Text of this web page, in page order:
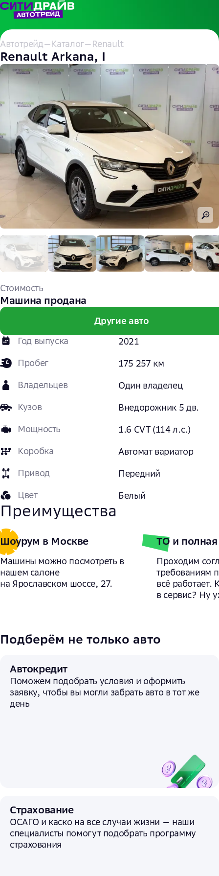
Автотрейд—Каталог—Renault
Renault Arkana, I
Год выпуска
2021
Пробег
175 257 км
Владельцев
Один владелец
Кузов
Внедорожник 5 дв.
Мощность
1.6 CVT (114 л.с.)
Коробка
Автомат вариатор
Привод
Передний
Цвет
Белый
Стоимость
Машина продана
Другие авто
Преимущества
Шоурум в Москве
Машины можно посмотреть в
нашем салоне
на Ярославском шоссе, 27.
ТО и полная
Проходим
требованиям
всё работает.
в сервис? Ну
Подберём не только авто
Автокредит
Поможем подобрать условия и оформить
заявку, чтобы вы могли забрать авто в тот же
день
Страхование
ОСАГО и каско на все случаи жизни — наши
специалисты помогут подобрать программу
страхования